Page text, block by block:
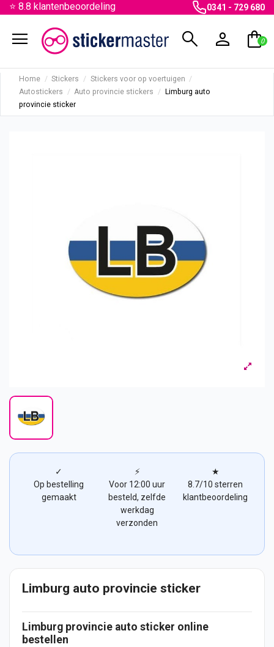
⭐ 8.8 klantenbeoordeling 0341 - 729 680
menu search person shopping_bag
0
Home Stickers
Stickers voor op voertuigen
Autostickers
Auto provincie stickers
Limburg auto
provincie sticker
✓
Op bestelling
gemaakt
⚡
Voor 12:00 uur
besteld, zelfde
werkdag
verzonden
★
8.7/10 sterren
klantbeoordeling
Limburg auto provincie sticker
Limburg provincie auto sticker online
bestellen